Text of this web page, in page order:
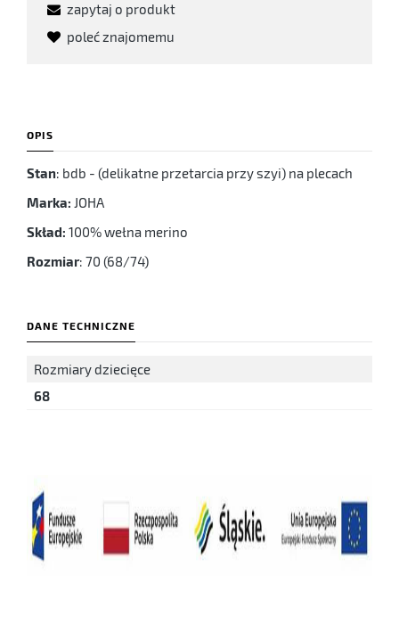
zapytaj o produkt
poleć znajomemu
OPIS
Stan: bdb - (delikatne przetarcia przy szyi) na plecach
Marka: JOHA
Skład: 100% wełna merino
Rozmiar: 70 (68/74)
DANE TECHNICZNE
Rozmiary dziecięce
68